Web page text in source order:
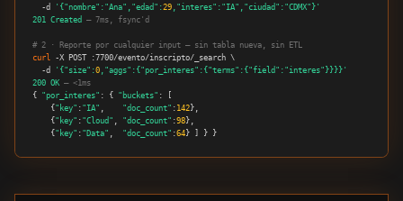
  -d
'{"nombre":"Ana","edad":29 ,"interes":"IA","ciudad":"CDMX"}'
201 Created — 7ms, fsync'd
# 2 · Reporte por cualquier input — sin tabla nueva, sin ETL
curl
-X POST :7700/evento/inscripto/_search \
  -d
'{"size":0 ,"aggs":{"por_interes":{"terms":{"field":"interes"}}}}'
200 OK — <1ms
{ "por_interes" : { "buckets" : [
    {
"key" :"IA" "doc_count" :142},
    {
"key" :"Cloud" "doc_count" :98},
    {
"key" :"Data" "doc_count" :64} ] } }